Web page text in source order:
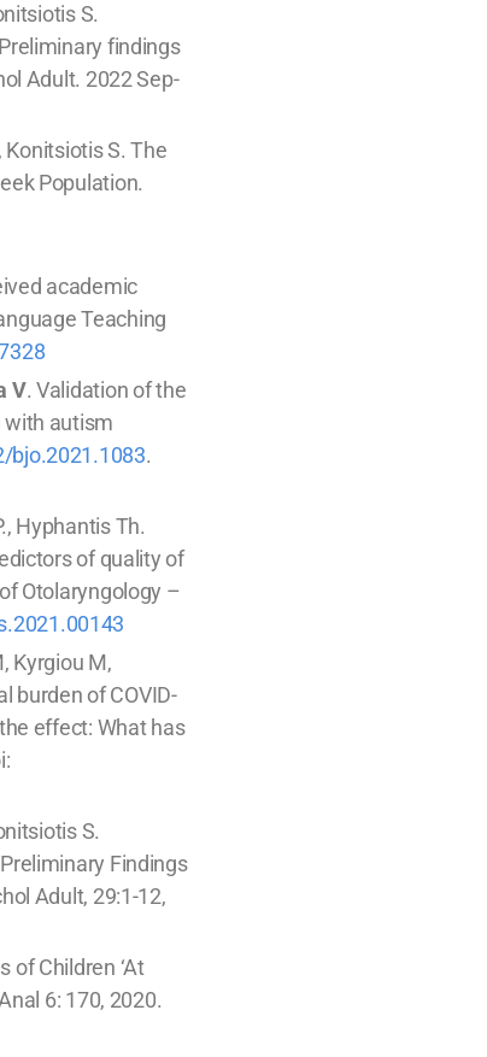
S.
findings
Adult. 2022 Sep-
Konitsiotis S. The
Population.
academic
Teaching
V. Validation of the
with autism
bjo.2021.1083.
Hyphantis Th.
of quality of
Otolaryngology –
Kyrgiou M,
burden of COVID-
effect: What has
S.
Findings
Adult, 29:1-12,
of Children ‘At
6: 170, 2020.